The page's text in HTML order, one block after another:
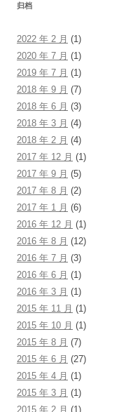
归档
2022 年 2 月 (1)
2020 年 7 月 (1)
2019 年 7 月 (1)
2018 年 9 月 (7)
2018 年 6 月 (3)
2018 年 3 月 (4)
2018 年 2 月 (4)
2017 年 12 月 (1)
2017 年 9 月 (5)
2017 年 8 月 (2)
2017 年 1 月 (6)
2016 年 12 月 (1)
2016 年 8 月 (12)
2016 年 7 月 (3)
2016 年 6 月 (1)
2016 年 3 月 (1)
2015 年 11 月 (1)
2015 年 10 月 (1)
2015 年 8 月 (7)
2015 年 6 月 (27)
2015 年 4 月 (1)
2015 年 3 月 (1)
2015 年 2 月 (1)